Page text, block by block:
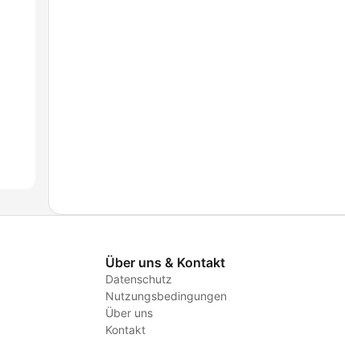
Über uns & Kontakt
Datenschutz
Nutzungsbedingungen
Über uns
Kontakt